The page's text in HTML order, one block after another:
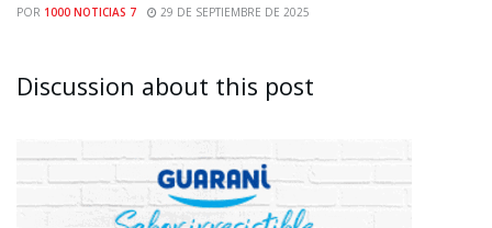
POR 1000 NOTICIAS 7 29 DE SEPTIEMBRE DE 2025
Discussion about this post